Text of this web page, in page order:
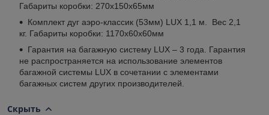
Габариты коробки: 270х150х65мм
Комплект дуг аэро-классик (53мм) LUX 1,1 м. Вес 2,1
кг. Габариты коробки: 1170х60х60мм
Гарантия на багажную систему LUX – 3 года. Гарантия
не распространяется на использование элементов
багажной системы LUX в сочетании с элементами
багажных систем других производителей.
Скрыть